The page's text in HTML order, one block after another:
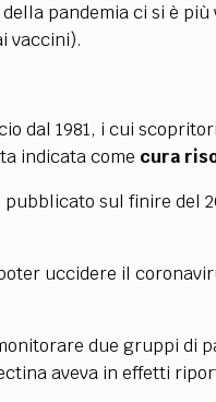
pandemia ci si è
vaccini).
dal 1981, i cui
indicata come cura
pubblicato sul finire del
uccidere il
due gruppi di
aveva in effetti